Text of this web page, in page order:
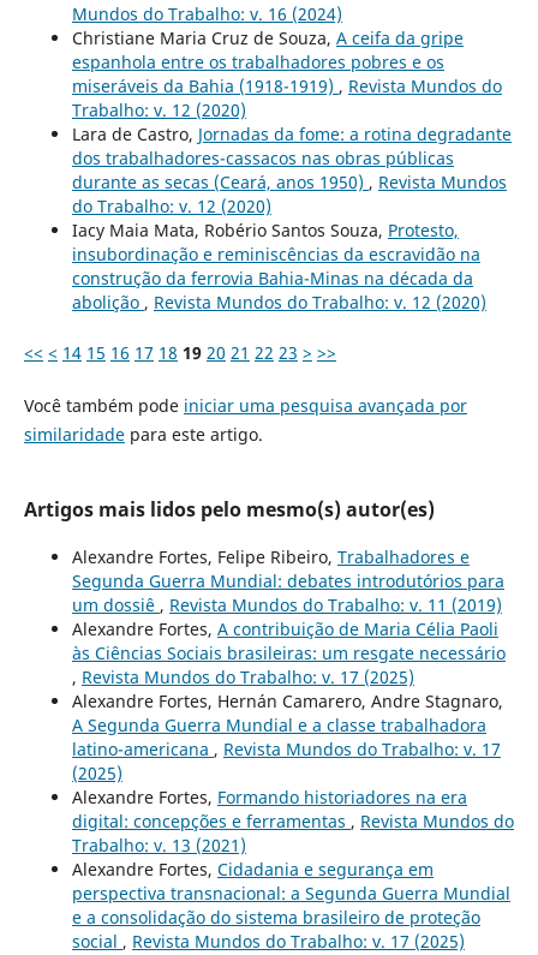
Mundos do Trabalho: v. 16 (2024)
Christiane Maria Cruz de Souza, A ceifa da gripe
espanhola entre os trabalhadores pobres e os
miseráveis da Bahia (1918-1919) , Revista Mundos do
Trabalho: v. 12 (2020)
Lara de Castro, Jornadas da fome: a rotina degradante
dos trabalhadores-cassacos nas obras públicas
durante as secas (Ceará, anos 1950) , Revista Mundos
do Trabalho: v. 12 (2020)
Iacy Maia Mata, Robério Santos Souza, Protesto,
insubordinação e reminiscências da escravidão na
construção da ferrovia Bahia-Minas na década da
abolição , Revista Mundos do Trabalho: v. 12 (2020)
<< < 14 15 16 17 18 19 20 21 22 23 > >>
Você também pode iniciar uma pesquisa avançada por
similaridadepara este artigo.
Artigos mais lidos pelo mesmo(s) autor(es)
Alexandre Fortes, Felipe Ribeiro, Trabalhadores e
Segunda Guerra Mundial: debates introdutórios para
um dossiê , Revista Mundos do Trabalho: v. 11 (2019)
Alexandre Fortes, A contribuição de Maria Célia Paoli
às Ciências Sociais brasileiras: um resgate necessário
, Revista Mundos do Trabalho: v. 17 (2025)
Alexandre Fortes, Hernán Camarero, Andre Stagnaro,
A Segunda Guerra Mundial e a classe trabalhadora
latino-americana , Revista Mundos do Trabalho: v. 17
(2025)
Alexandre Fortes, Formando historiadores na era
digital: concepções e ferramentas , Revista Mundos do
Trabalho: v. 13 (2021)
Alexandre Fortes, Cidadania e segurança em
perspectiva transnacional: a Segunda Guerra Mundial
e a consolidação do sistema brasileiro de proteção
social , Revista Mundos do Trabalho: v. 17 (2025)